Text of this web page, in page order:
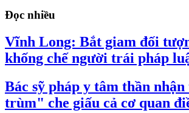
Đọc nhiều
Vĩnh Long: Bắt giam đối
khống chế người trái pháp
Bác sỹ pháp y tâm thần
trùm" che giấu cả cơ quan